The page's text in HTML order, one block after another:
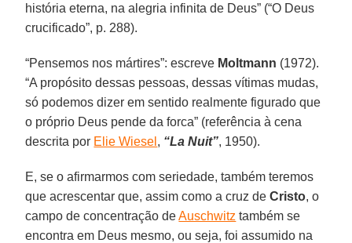
história eterna, na alegria infinita de Deus” (“O Deus
crucificado”, p. 288).
“Pensemos nos mártires”: escreve Moltmann (1972).
“A propósito dessas pessoas, dessas vítimas mudas,
só podemos dizer em sentido realmente figurado que
o próprio Deus pende da forca” (referência à cena
descrita por Elie Wiesel , “La Nuit”, 1950).
E, se o afirmarmos com seriedade, também teremos
que acrescentar que, assim como a cruz deCristo, o
campo de concentração deAuschwitz também se
encontra em Deus mesmo, ou seja, foi assumido na